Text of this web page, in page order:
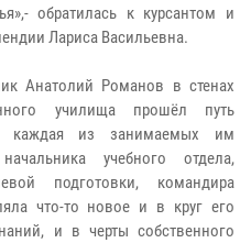
обратилась к курсантом и
Лариса Васильевна.
Анатолий Романов в стенах
училища прошёл путь
каждая из занимаемых им
учебного отдела,
подготовки, командира
что-то новое и в круг его
и в черты собственного